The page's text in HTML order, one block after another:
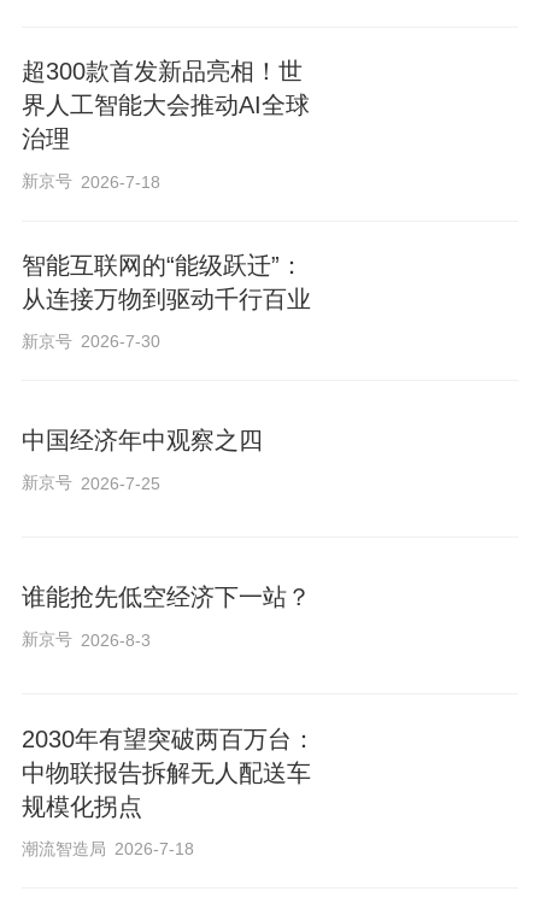
超300款首发新品亮相！世
界人工智能大会推动AI全球
治理
新京号 2026-7-18
智能互联网的“能级跃迁”：
从连接万物到驱动千行百业
新京号 2026-7-30
中国经济年中观察之四
新京号 2026-7-25
谁能抢先低空经济下一站？
新京号 2026-8-3
2030年有望突破两百万台：
中物联报告拆解无人配送车
规模化拐点
潮流智造局 2026-7-18